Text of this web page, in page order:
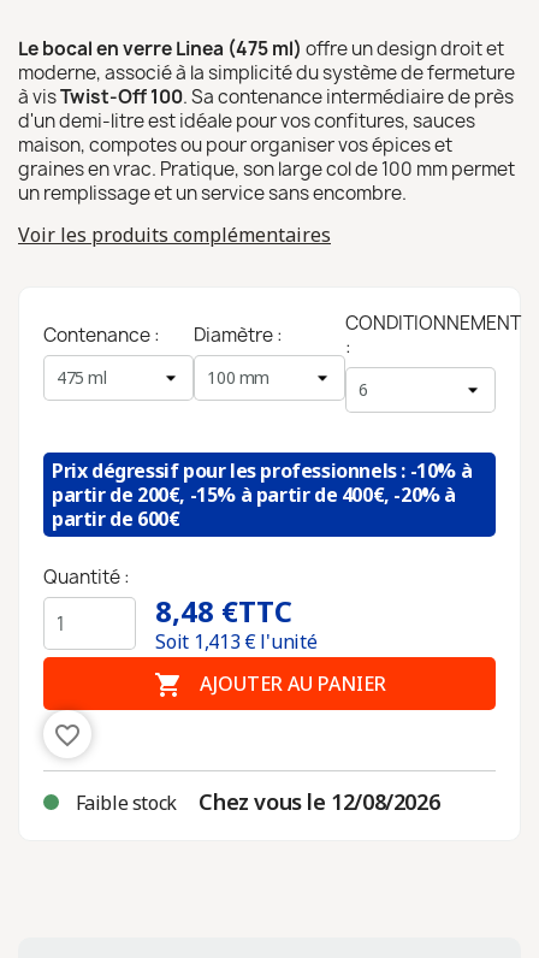
Le bocal en verre Linea (475 ml) offre un design droit et
moderne, associé à la simplicité du système de fermeture
à visTwist-Off 100. Sa contenance intermédiaire de près
d'un demi-litre est idéale pour vos confitures, sauces
maison, compotes ou pour organiser vos épices et
graines en vrac. Pratique, son large col de 100 mm permet
un remplissage et un service sans encombre.
Voir les produits complémentaires
Contenance : Diamètre :
CONDITIONNEMENT
:
Prix dégressif pour les professionnels : -10% à
partir de 200€, -15% à partir de 400€, -20% à
partir de 600€
Quantité :
8,48 €TTC
Soit 1,413€ l'unité
 AJOUTER AU PANIER
favorite_border
Faible stock Chez vous le 12/08/2026